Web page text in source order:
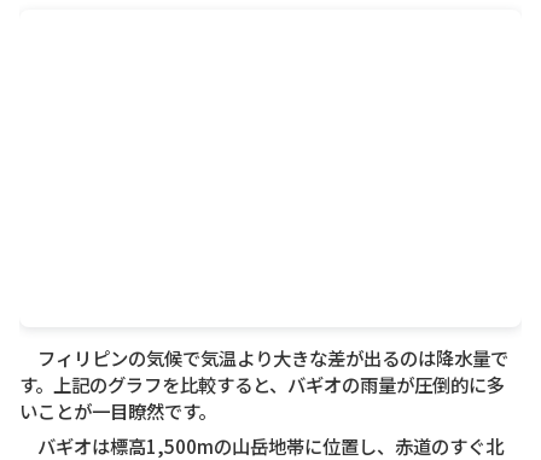
フィリピンの気候で気温より大きな差が出るのは降水量で
す。上記のグラフを比較すると、バギオの雨量が圧倒的に多
いことが一目瞭然です。
バギオは標高1,500mの山岳地帯に位置し、赤道のすぐ北